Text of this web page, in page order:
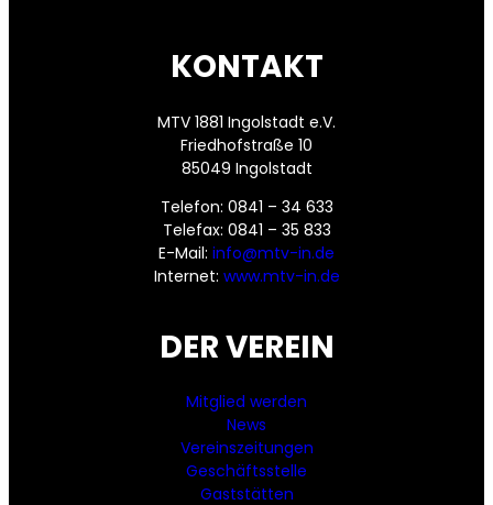
KONTAKT
MTV 1881 Ingolstadt e.V.
Friedhofstraße 10
85049 Ingolstadt
Telefon: 0841 – 34 633
Telefax: 0841 – 35 833
E-Mail: info@mtv-in.de
Internet: www.mtv-in.de
DER VEREIN
Mitglied werden
News
Vereinszeitungen
Geschäftsstelle
Gaststätten